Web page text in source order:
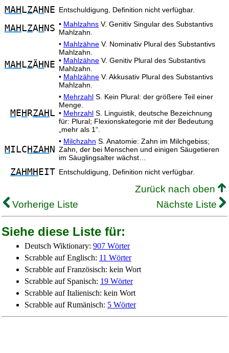
MAH LZAH NE Entschuldigung, Definition nicht verfügbar.
MAH LZAH NS • Mahlzahns V. Genitiv Singular des Substantivs
Mahlzahn.
MAH LZÄH NE
• Mahlzähne V. Nominativ Plural des Substantivs
Mahlzahn.
• Mahlzähne V. Genitiv Plural des Substantivs
Mahlzahn.
• Mahlzähne V. Akkusativ Plural des Substantivs
Mahlzahn.
M E H RZAH L
• Mehrzahl S. Kein Plural: der größere Teil einer
Menge.
• Mehrzahl S. Linguistik, deutsche Bezeichnung
für: Plural; Flexionskategorie mit der Bedeutung
„mehr als 1“.
MILC HZAH N
• Milchzahn S. Anatomie: Zahn im Milchgebiss;
Zahn, der bei Menschen und einigen Säugetieren
im Säuglingsalter wächst…
ZAHMH EIT Entschuldigung, Definition nicht verfügbar.
Zurück nach oben
Vorherige Liste
Nächste Liste
Siehe diese Liste für:
Deutsch Wiktionary: 907 Wörter
Scrabble auf Englisch: 11 Wörter
Scrabble auf Französisch: kein Wort
Scrabble auf Spanisch: 19 Wörter
Scrabble auf Italienisch: kein Wort
Scrabble auf Rumänisch: 5 Wörter